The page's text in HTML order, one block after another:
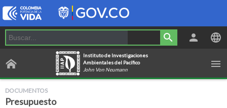
Instituto de Investigaciones
Ambientales del Pacífico
John Von Neumann
DOCUMENTOS
Presupuesto